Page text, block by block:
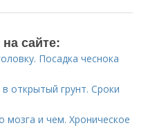
сайте:
Посадка чеснока
открытый грунт. Сроки
мозга и чем. Хроническое